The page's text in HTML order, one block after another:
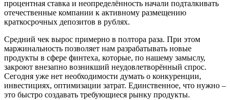
процентная ставка и неопределённость начали подталкивать
отечественные компании к активному размещению
краткосрочных депозитов в рублях.
Средний чек вырос примерно в полтора раза. При этом
маржинальность позволяет нам разрабатывать новые
продукты в сфере финтеха, которые, по нашему замыслу,
закроют внезапно возникший неудовлетворённый спрос.
Сегодня уже нет необходимости думать о конкуренции,
инвестициях, оптимизации затрат. Единственное, что нужно –
это быстро создавать требующиеся рынку продукты.